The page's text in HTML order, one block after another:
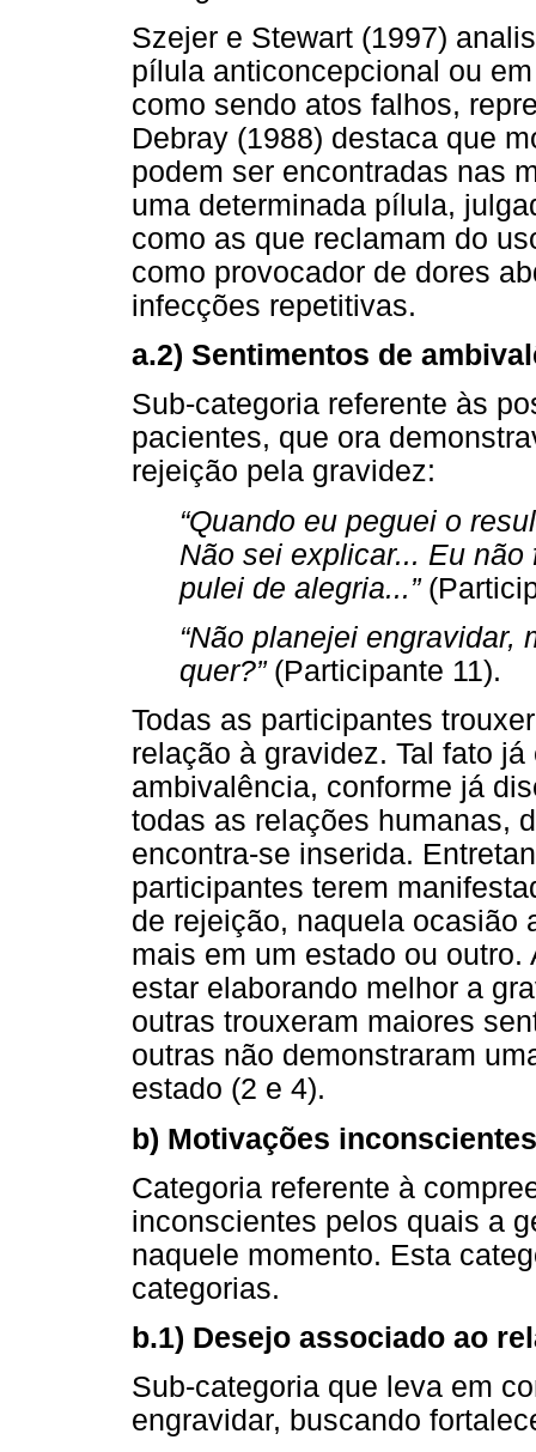
Szejer e Stewart (1997)
pílula anticoncepcional ou
como sendo atos falhos,
Debray (1988) destaca que
podem ser encontradas nas
uma determinada pílula,
como as que reclamam do
como provocador de dores
infecções repetitivas.
a.2) Sentimentos de
Sub-categoria referente às
pacientes, que ora
rejeição pela gravidez:
“Quando eu peguei o
Não sei explicar... Eu
pulei de alegria...”
“Não planejei engravidar,
quer?”(Participante 11).
Todas as participantes
relação à gravidez. Tal fato
ambivalência, conforme já
todas as relações humanas,
encontra-se inserida.
participantes terem
de rejeição, naquela ocasião
mais em um estado ou
estar elaborando melhor a
outras trouxeram maiores
outras não demonstraram
estado (2 e 4).
b) Motivações
Categoria referente à
inconscientes pelos quais a
naquele momento. Esta
categorias.
b.1) Desejo associado ao
Sub-categoria que leva em
engravidar, buscando